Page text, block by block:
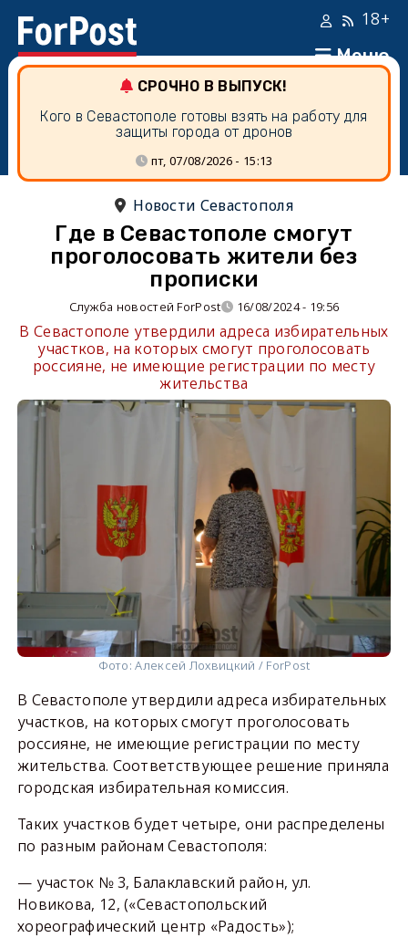
Меню
18+
СРОЧНО В ВЫПУСК!
Кого в Севастополе готовы взять на работу для
защиты города от дронов
пт, 07/08/2026 - 15:13
Новости Севастополя
Где в Севастополе смогут
проголосовать жители без
прописки
Служба новостей ForPost 16/08/2024 - 19:56
В Севастополе утвердили адреса избирательных
участков, на которых смогут проголосовать
россияне, не имеющие регистрации по месту
жительства
Фото: Алексей Лохвицкий / ForPost
В Севастополе утвердили адреса избирательных
участков, на которых смогут проголосовать
россияне, не имеющие регистрации по месту
жительства. Соответствующее решение приняла
городская избирательная комиссия.
Таких участков будет четыре, они распределены
по разным районам Севастополя:
— участок № 3, Балаклавский район, ул.
Новикова, 12, («Севастопольский
хореографический центр «Радость»);